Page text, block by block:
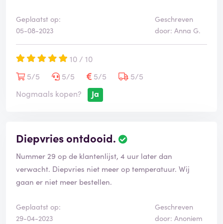
Geplaatst op:
05-08-2023
Geschreven
door: Anna G.
10 / 10
5/5
5/5 5/5
5/5
Nogmaals kopen?
Ja
Diepvries ontdooid.
Nummer 29 op de klantenlijst, 4 uur later dan
verwacht. Diepvries niet meer op temperatuur. Wij
gaan er niet meer bestellen.
Geplaatst op:
29-04-2023
Geschreven
door: Anoniem